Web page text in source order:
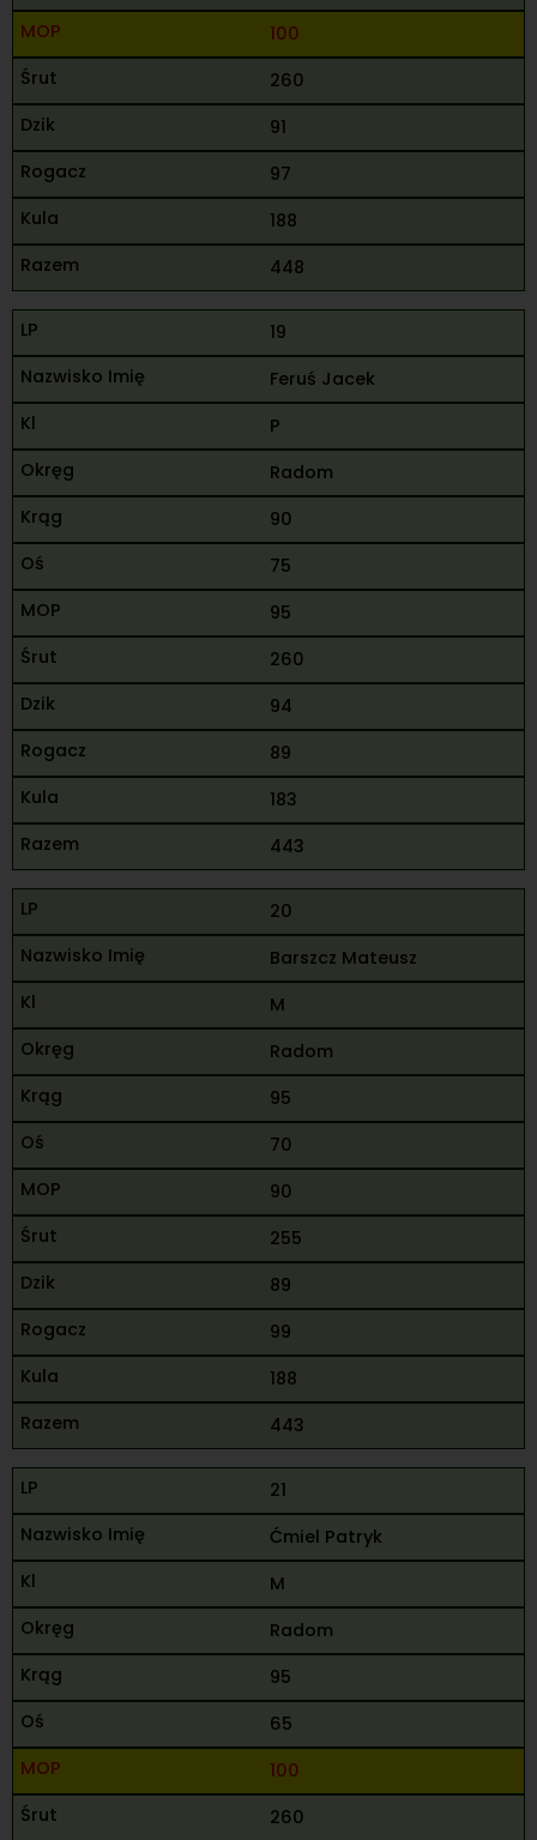
100
260
91
97
188
448
19
Feruś Jacek
P
Radom
90
75
95
260
94
89
183
443
20
Barszcz Mateusz
M
Radom
95
70
90
255
89
99
188
443
21
Ćmiel Patryk
M
Radom
95
65
100
260